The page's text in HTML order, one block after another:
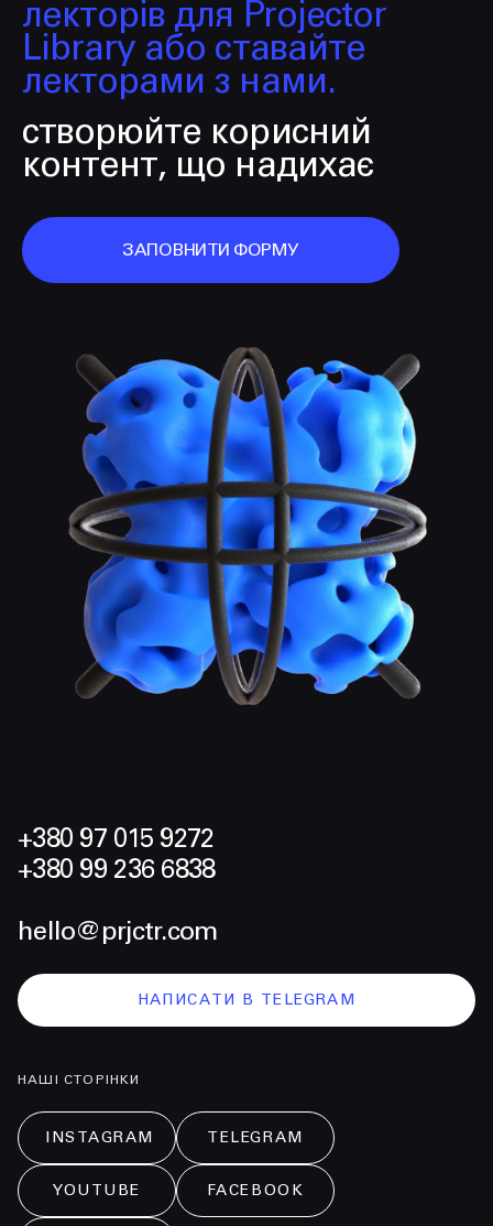
лекторів для Projector
Library або ставайте
лекторами з нами.
створюйте корисний
контент, що надихає
ЗАПОВНИТИ ФОРМУ
+380 97 015 9272
+380 99 236 6838
hello@prjctr.com
НАПИСАТИ В TELEGRAM
НАШІ СТОРІНКИ
INSTAGRAM TELEGRAM
YOUTUBE FACEBOOK